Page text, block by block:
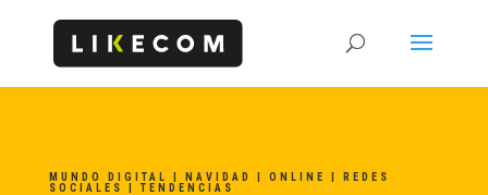
MUNDO DIGITAL NAVIDAD ONLINE
REDES
SOCIALES
TENDENCIAS